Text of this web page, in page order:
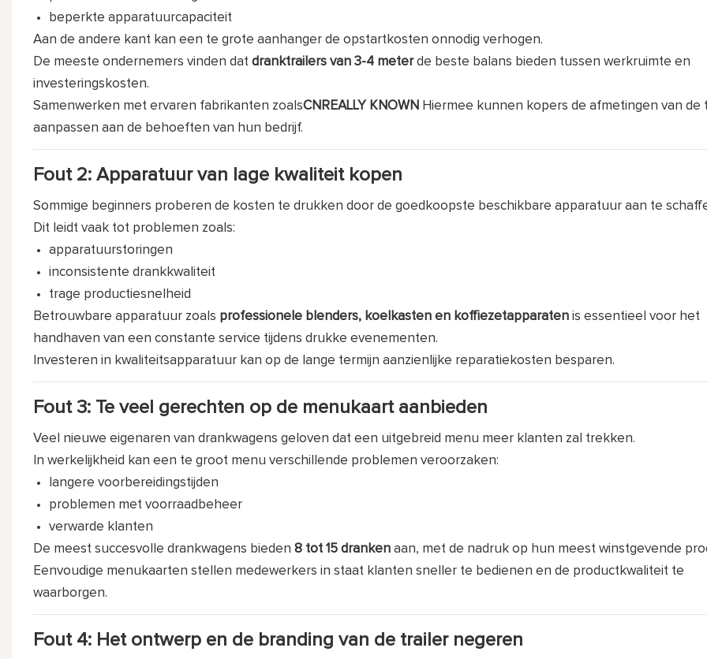
beperkte apparatuurcapaciteit
Aan de andere kant kan een te grote aanhanger de opstartkosten onnodig verhogen.
De meeste ondernemers vinden dat dranktrailers van 3-4 meterde beste balans bieden tussen werkruimte en
investeringskosten.
Samenwerken met ervaren fabrikanten zoalsCNREALLY KNOWN Hiermee kunnen kopers de afmetingen van de
aanpassen aan de behoeften van hun bedrijf.
Fout 2: Apparatuur van lage kwaliteit kopen
Sommige beginners proberen de kosten te drukken door de goedkoopste beschikbare apparatuur aan te
Dit leidt vaak tot problemen zoals:
apparatuurstoringen
inconsistente drankkwaliteit
trage productiesnelheid
Betrouwbare apparatuur zoals professionele blenders, koelkasten en koffiezetapparatenis essentieel voor het
handhaven van een constante service tijdens drukke evenementen.
Investeren in kwaliteitsapparatuur kan op de lange termijn aanzienlijke reparatiekosten besparen.
Fout 3: Te veel gerechten op de menukaart aanbieden
Veel nieuwe eigenaren van drankwagens geloven dat een uitgebreid menu meer klanten zal trekken.
In werkelijkheid kan een te groot menu verschillende problemen veroorzaken:
langere voorbereidingstijden
problemen met voorraadbeheer
verwarde klanten
De meest succesvolle drankwagens bieden 8 tot 15 drankenaan, met de nadruk op hun meest winstgevende
Eenvoudige menukaarten stellen medewerkers in staat klanten sneller te bedienen en de productkwaliteit te
waarborgen.
Fout 4: Het ontwerp en de branding van de trailer negeren